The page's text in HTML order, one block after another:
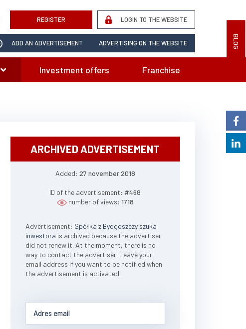
BLOG
REGISTER LOGIN TO THE WEBSITE
ADD AN ADVERTISEMENT ADVERTISING ON THE WEBSITE
Investment offers Franchise
ARCHIVED ADVERTISEMENT
Added: 27 november 2018
ID of the advertisement: #468
number of views: 1718
Advertisement: Spółka z Bydgoszczy szuka
inwestora is archived because the advertiser
did not renew it. At the moment, there is no
way to contact the advertiser. Leave your
email address if you want to be notified when
the advertisement is activated.